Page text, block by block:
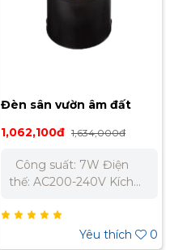
Đèn sân vườn âm đất
ngoài trời Nanoco 7W
1,062,100đ 1,634,000đ
thế: AC200-240V Kích
Trọng lượng: 1.3kg
Quang thông: 67lm –
Yêu thích 0